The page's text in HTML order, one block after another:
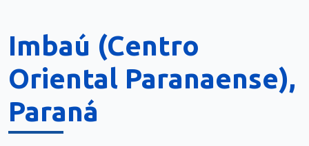
Imbaú (Centro
Oriental Paranaense),
Paraná